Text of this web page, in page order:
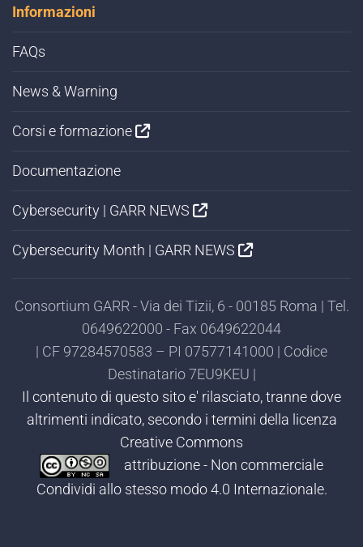
Informazioni
FAQs
News & Warning
Corsi e formazione
Documentazione
Cybersecurity | GARR NEWS
Cybersecurity Month | GARR NEWS
Consortium GARR - Via dei Tizii, 6 - 00185 Roma | Tel.
0649622000 - Fax 0649622044
| CF 97284570583 – PI 07577141000 | Codice
Destinatario 7EU9KEU |
Il contenuto di questo sito e' rilasciato, tranne dove
altrimenti indicato, secondo i termini della licenza
Creative Commons
attribuzione - Non commerciale
Condividi allo stesso modo 4.0 Internazionale.